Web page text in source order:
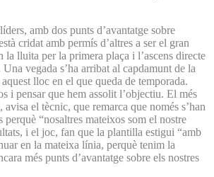
amb dos punts d’avantatge sobre
cridat amb permís d’altres a ser el gran
la lluita per la primera plaça i l’ascens directe
vegada s’ha arribat al capdamunt de la
lloc en el que queda de temporada.
i pensar que hem assolit l’objectiu. El més
el tècnic, que remarca que només s’han
“nosaltres mateixos som el nostre
i el joc, fan que la plantilla estigui “amb
en la mateixa línia, perquè tenim la
més punts d’avantatge sobre els nostres